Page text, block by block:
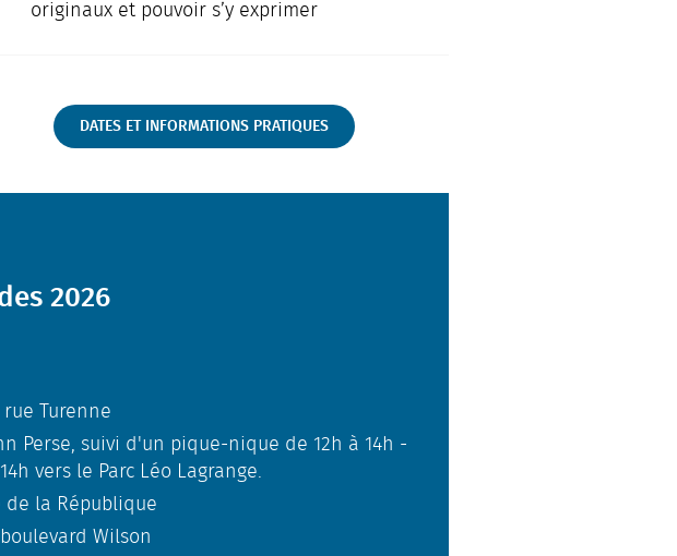
originaux et pouvoir s’y exprimer
DATES ET INFORMATIONS PRATIQUES
2026
Turenne
Perse, suivi d'un pique-nique de 12h à 14h -
vers le Parc Léo Lagrange.
la République
Wilson